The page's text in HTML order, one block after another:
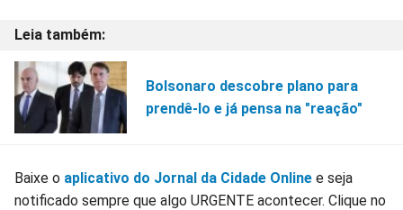
Bolsonaro descobre plano para
prendê-lo e já pensa na "reação"
Baixe o aplicativo do Jornal da Cidade Online e seja
notificado sempre que algo URGENTE acontecer. Clique no